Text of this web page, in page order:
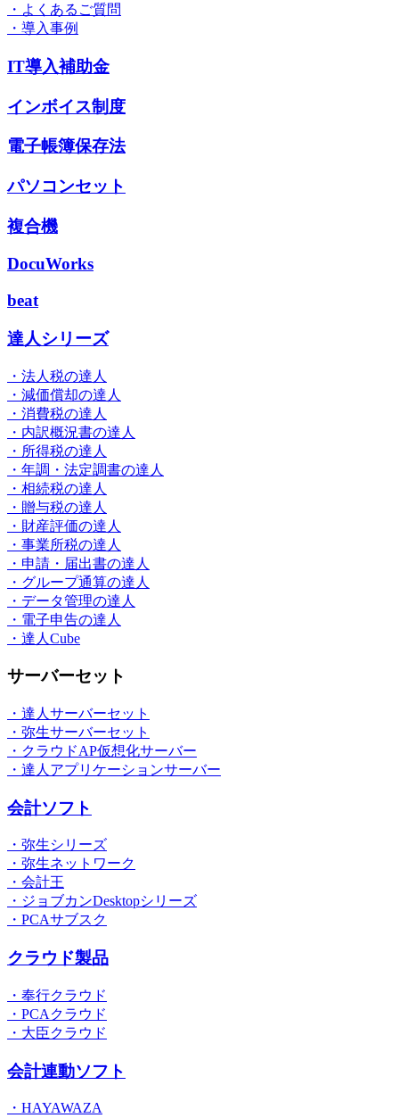
・よくあるご質問
・導入事例
IT導入補助金
インボイス制度
電子帳簿保存法
パソコンセット
複合機
DocuWorks
beat
達人シリーズ
・法人税の達人
・減価償却の達人
・消費税の達人
・内訳概況書の達人
・所得税の達人
・年調・法定調書の達人
・相続税の達人
・贈与税の達人
・財産評価の達人
・事業所税の達人
・申請・届出書の達人
・グループ通算の達人
・データ管理の達人
・電子申告の達人
・達人Cube
サーバーセット
・達人サーバーセット
・弥生サーバーセット
・クラウドAP仮想化サーバー
・達人アプリケーションサーバー
会計ソフト
・弥生シリーズ
・弥生ネットワーク
・会計王
・ジョブカンDesktopシリーズ
・PCAサブスク
クラウド製品
・奉行クラウド
・PCAクラウド
・大臣クラウド
会計連動ソフト
・HAYAWAZA